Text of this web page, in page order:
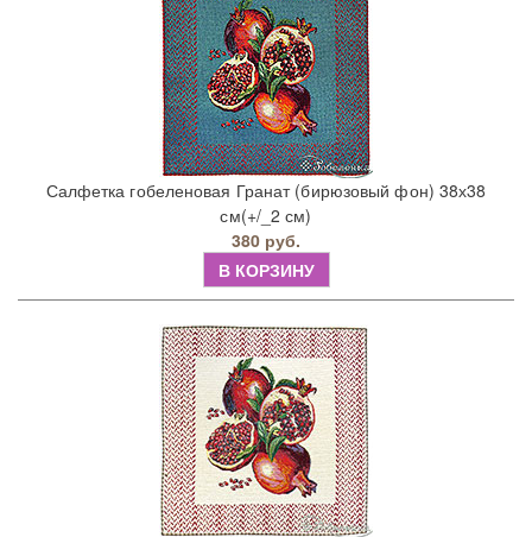
Салфетка гобеленовая Гранат (бирюзовый фон) 38х38
см(+/_2 см)
380 руб.
В КОРЗИНУ